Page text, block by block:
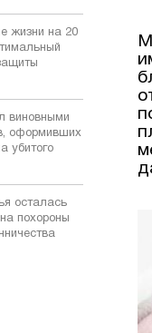
жизни на 20
виновными
оформивших
убитого
осталась
похороны